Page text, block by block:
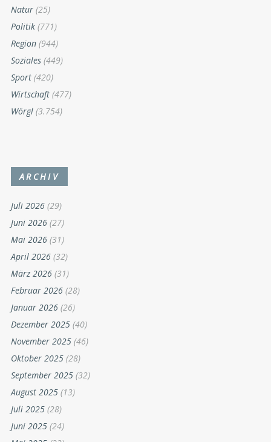
Natur (25)
Politik (771)
Region (944)
Soziales (449)
Sport (420)
Wirtschaft (477)
Wörgl (3.754)
ARCHIV
Juli 2026 (29)
Juni 2026 (27)
Mai 2026 (31)
April 2026 (32)
März 2026 (31)
Februar 2026 (28)
Januar 2026 (26)
Dezember 2025 (40)
November 2025 (46)
Oktober 2025 (28)
September 2025 (32)
August 2025 (13)
Juli 2025 (28)
Juni 2025 (24)